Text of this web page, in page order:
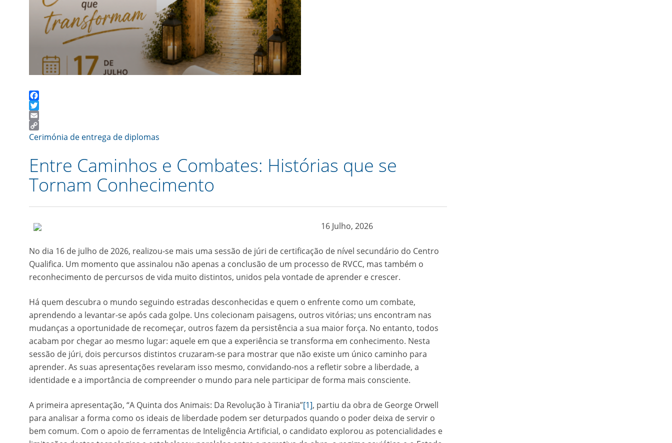
Facebook
Twitter
Email
Copy
Cerimónia de entrega de diplomas
Entre Caminhos e Combates: Histórias que se
Tornam Conhecimento
16 Julho, 2026
No dia 16 de julho de 2026, realizou-se mais uma sessão de júri de certificação de nível secundário do Centro
Qualifica. Um momento que assinalou não apenas a conclusão de um processo de RVCC, mas também o
reconhecimento de percursos de vida muito distintos, unidos pela vontade de aprender e crescer.
Há quem descubra o mundo seguindo estradas desconhecidas e quem o enfrente como um combate,
aprendendo a levantar-se após cada golpe. Uns colecionam paisagens, outros vitórias; uns encontram nas
mudanças a oportunidade de recomeçar, outros fazem da persistência a sua maior força. No entanto, todos
acabam por chegar ao mesmo lugar: aquele em que a experiência se transforma em conhecimento. Nesta
sessão de júri, dois percursos distintos cruzaram-se para mostrar que não existe um único caminho para
aprender. As suas apresentações revelaram isso mesmo, convidando-nos a refletir sobre a liberdade, a
identidade e a importância de compreender o mundo para nele participar de forma mais consciente.
A primeira apresentação, “A Quinta dos Animais: Da Revolução à Tirania”[1], partiu da obra de George Orwell
para analisar a forma como os ideais de liberdade podem ser deturpados quando o poder deixa de servir o
bem comum. Com o apoio de ferramentas de Inteligência Artificial, o candidato explorou as potencialidades e